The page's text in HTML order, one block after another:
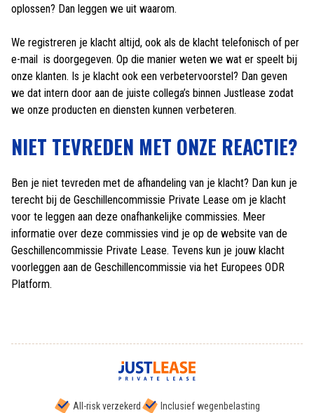
oplossen? Dan leggen we uit waarom.
We registreren je klacht altijd, ook als de klacht telefonisch of per
e-mail is doorgegeven. Op die manier weten we wat er speelt bij
onze klanten. Is je klacht ook een verbetervoorstel? Dan geven
we dat intern door aan de juiste collega’s binnen Justlease zodat
we onze producten en diensten kunnen verbeteren.
NIET TEVREDEN MET ONZE REACTIE?
Ben je niet tevreden met de afhandeling van je klacht? Dan kun je
terecht bij de Geschillencommissie Private Lease om je klacht
voor te leggen aan deze onafhankelijke commissies. Meer
informatie over deze commissies vind je op de website van de
Geschillencommissie Private Lease. Tevens kun je jouw klacht
voorleggen aan de Geschillencommissie via het Europees ODR
Platform.
All-risk verzekerd Inclusief wegenbelasting